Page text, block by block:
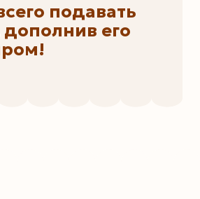
подавать
дополнив его